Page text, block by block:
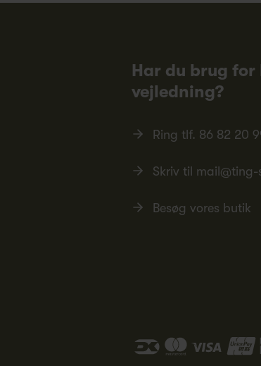
Har du brug
vejledning?
Ring tlf. 86 82 20
Skriv til
Besøg vores butik